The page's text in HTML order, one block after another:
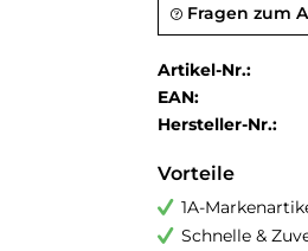
Fragen zum
Artikel-Nr.:
EAN:
Hersteller-Nr.:
Vorteile
1A-
Schnelle &